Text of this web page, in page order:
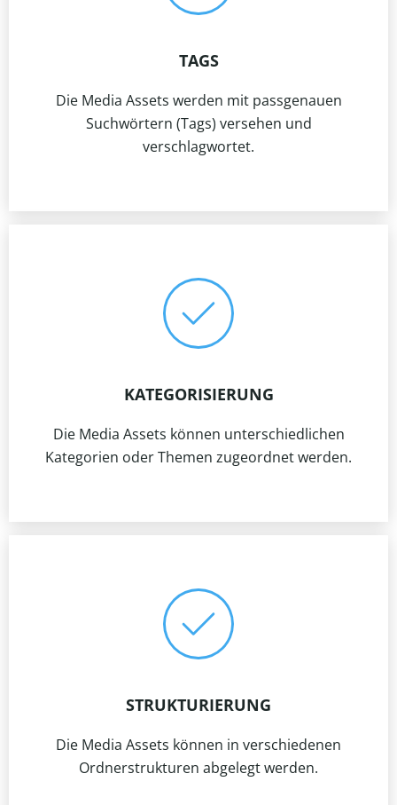
TAGS
Die Media Assets werden mit passgenauen
Suchwörtern (Tags) versehen und
verschlagwortet.
KATEGORISIERUNG
Die Media Assets können unterschiedlichen
Kategorien oder Themen zugeordnet werden.
STRUKTURIERUNG
Die Media Assets können in verschiedenen
Ordnerstrukturen abgelegt werden.